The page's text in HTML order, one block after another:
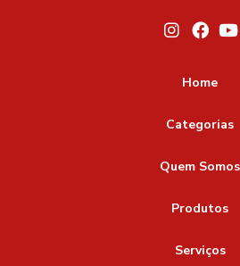
Home
Categorias
Quem Somos
Produtos
Serviços